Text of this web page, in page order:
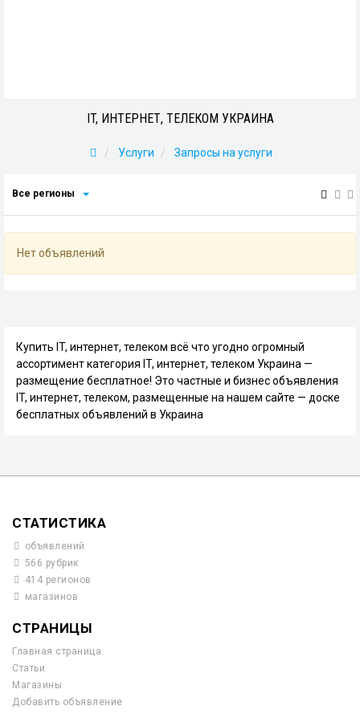
IT, ИНТЕРНЕТ, ТЕЛЕКОМ УКРАИНА
Услуги Запросы на услуги
Все регионы
Нет объявлений
Купить IT, интернет, телеком всё что угодно огромный
ассортимент категория IT, интернет, телеком Украина —
размещение бесплатное! Это частные и бизнес объявления
IT, интернет, телеком, размещенные на нашем сайте — доске
бесплатных объявлений в Украина
СТАТИСТИКА
объявлений
566 рубрик
414 регионов
магазинов
СТРАНИЦЫ
Главная страница
Статьи
Магазины
Добавить объявление